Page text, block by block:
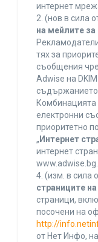
интернет
2. (нов в сила
на мейлите
тях за
съобщения
Adwise на
съдържанието
Комбинацията
електронни
приоритетно
„ Интернет
интернет
www.adwise.bg.
4. (изм. в сила
страниците
страници,
посочени на
http://
от Нет Инфо,